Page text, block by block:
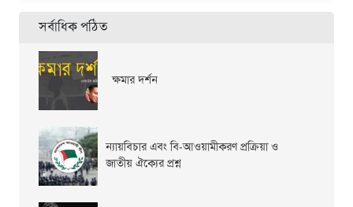
সর্বাধিক পঠিত
ক্ষমার দর্শন
ন্যায়বিচার এবং বি-আওয়ামীকরণ প্রক্রিয়া ও
জাতীয় ঐক্যের প্রশ্ন